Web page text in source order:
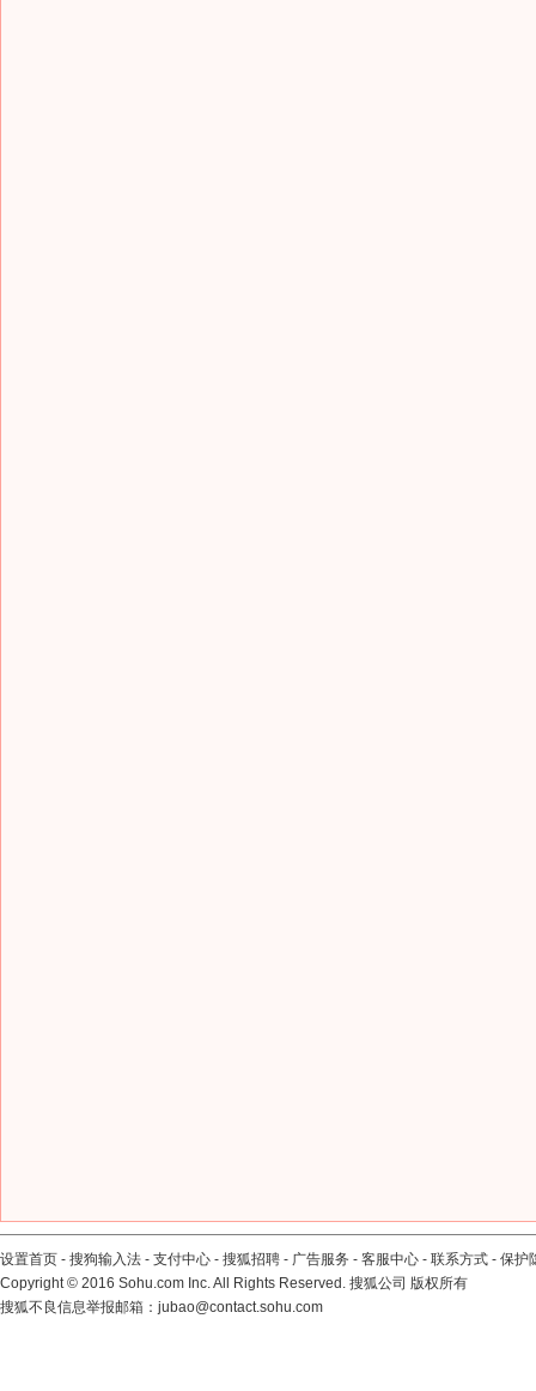
设置首页 - 搜狗输入法 - 支付中心 - 搜狐招聘 - 广告服务 - 客服中心 - 联系方式 - 保护
Copyright© 2016 Sohu.com Inc. All Rights Reserved. 搜狐公司 版权所有
搜狐不良信息举报邮箱： jubao@contact.sohu.com